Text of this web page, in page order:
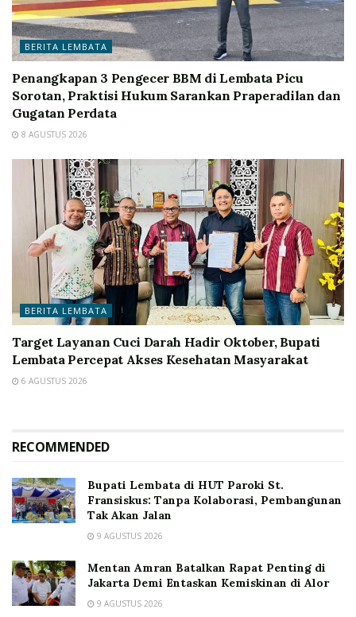
BERITA LEMBATA
Penangkapan 3 Pengecer BBM di Lembata Picu
Sorotan, Praktisi Hukum Sarankan Praperadilan dan
Gugatan Perdata
8 AGUSTUS 2026
BERITA LEMBATA
Target Layanan Cuci Darah Hadir Oktober, Bupati
Lembata Percepat Akses Kesehatan Masyarakat
6 AGUSTUS 2026
RECOMMENDED
Bupati Lembata di HUT Paroki St.
Fransiskus: Tanpa Kolaborasi, Pembangunan
Tak Akan Jalan
9 AGUSTUS 2026
Mentan Amran Batalkan Rapat Penting di
Jakarta Demi Entaskan Kemiskinan di Alor
9 AGUSTUS 2026